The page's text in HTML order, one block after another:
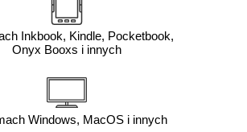
Inkbook, Kindle, Pocketbook,
Onyx Booxs i innych
Windows, MacOS i innych